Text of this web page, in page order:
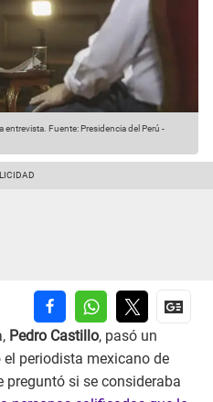
entrevista. Fuente: Presidencia del Perú -
Pedro Castillo, pasó un
periodista mexicano de
preguntó si se consideraba